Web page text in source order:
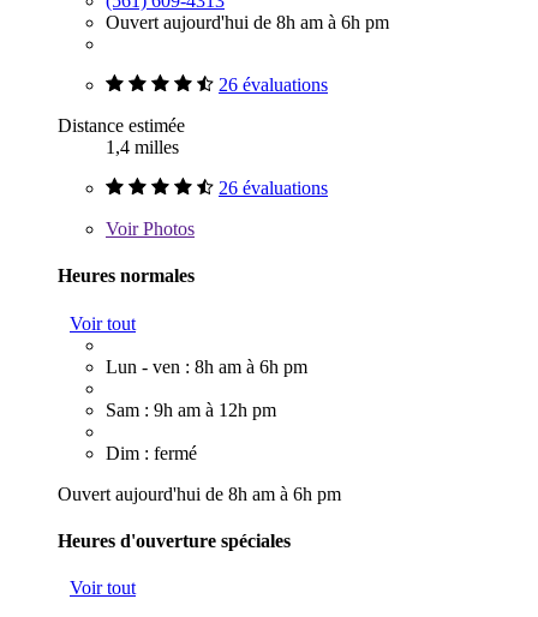
Ouvert aujourd'hui de 8h am à 6h pm
26 évaluations
Distance estimée
1,4 milles
26 évaluations
VoirPhotos
Heures normales
Voir tout
Lun - ven : 8h am à 6h pm
Sam : 9h am à 12h pm
Dim : fermé
Ouvert aujourd'hui de 8h am à 6h pm
Heures d'ouverture spéciales
Voir tout